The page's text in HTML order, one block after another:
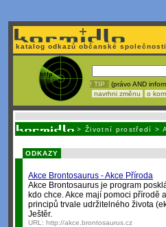
katalog odkazů občanské společnosti
! TIP : (právo AND
navrhni změnu
o
> Životní prostředí >
ODKAZY
Akce Brontosaurus - Akce Příroda
Akce Brontosaurus je program
kdo chce. Akce mají pomoci přírodě
principů trvale udržitelného života
Ještěr.
URL: http://akce.brontosaurus.cz